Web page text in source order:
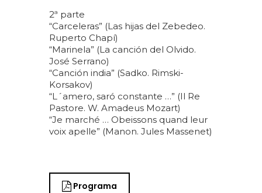
2ª parte
“Carceleras” (Las hijas del Zebedeo.
Ruperto Chapí)
“Marinela” (La canción del Olvido.
José Serrano)
“Canción india” (Sadko. Rimski-
Korsakov)
“L´amero, saró constante …” (Il Re
Pastore. W. Amadeus Mozart)
“Je marché … Obeissons quand leur
voix apelle” (Manon. Jules Massenet)
Programa